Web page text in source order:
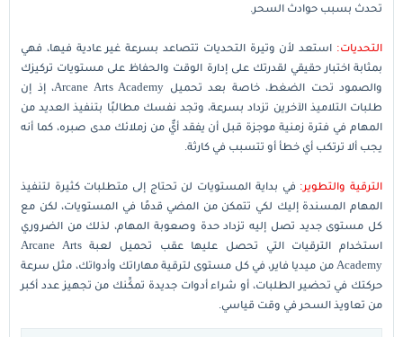
تحدث بسبب حوادث السحر.
التحديات: استعد لأن وتيرة التحديات تتصاعد بسرعة غير عادية فيها، فهي
بمثابة اختبار حقيقي لقدرتك على إدارة الوقت والحفاظ على مستويات تركيزك
والصمود تحت الضغط، خاصة بعد تحميل Arcane Arts Academy، إذ إن
طلبات التلاميذ الآخرين تزداد بسرعة، وتجد نفسك مطالبًا بتنفيذ العديد من
المهام في فترة زمنية موجزة قبل أن يفقد أيٌّ من زملائك مدى صبره، كما أنه
يجب ألا ترتكب أي خطأ أو تتسبب في كارثة.
الترقية والتطوير: في بداية المستويات لن تحتاج إلى متطلبات كثيرة لتنفيذ
المهام المسندة إليك لكي تتمكن من المضي قدمًا في المستويات، لكن مع
كل مستوى جديد تصل إليه تزداد حدة وصعوبة المهام، لذلك من الضروري
استخدام الترقيات التي تحصل عليها عقب تحميل لعبة Arcane Arts
Academy من ميديا فاير، في كل مستوى لترقية مهاراتك وأدواتك، مثل سرعة
حركتك في تحضير الطلبات، أو شراء أدوات جديدة تمكِّنك من تجهيز عدد أكبر
من تعاويذ السحر في وقت قياسي.